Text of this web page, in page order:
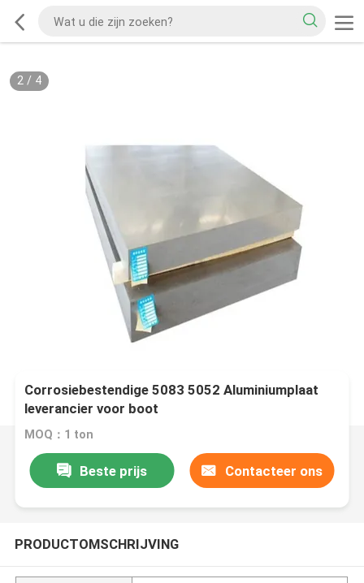
2/ 4
Corrosiebestendige 5083 5052 Aluminiumplaat
leverancier voor boot
MOQ：1 ton
Beste prijs Contacteer ons
PRODUCTOMSCHRIJVING